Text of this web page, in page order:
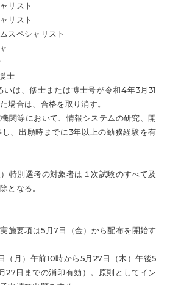
リスト
リスト
スペシャリスト
士
は、修士または博士号が令和4年3月31
場合は、合格を取り消す。
関等において、情報システムの研究、開
、出願時までに3年以上の勤務経験を有
特別選考の対象者は１次試験のすべて及
となる。
施要項は5月7日（金）から配布を開始す
（月）午前10時から5月27日（木）午後5
27日までの消印有効）。原則としてイン